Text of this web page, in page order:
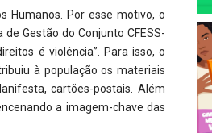
Humanos. Por esse motivo, o
Gestão do Conjunto CFESS-
é violência”. Para isso, o
à população os materiais
cartões-postais. Além
a imagem-chave das